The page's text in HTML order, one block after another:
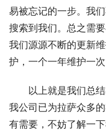
易被忘记的一步。我
搜索到我们。总之需
我们源源不断的更新
护，一个一年维护一
以上就是我们总
我公司已为拉萨众多
有需要，不妨了解一